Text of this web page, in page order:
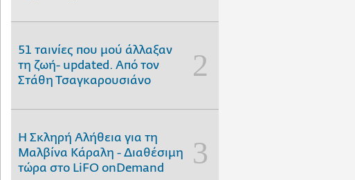
51 ταινίες που μού άλλαξαν
τη ζωή- updated. Aπό τον
Στάθη Τσαγκαρουσιάνο
Η Σκληρή Αλήθεια για τη
Μαλβίνα Κάραλη - Διαθέσιμη
τώρα στo LiFO onDemand